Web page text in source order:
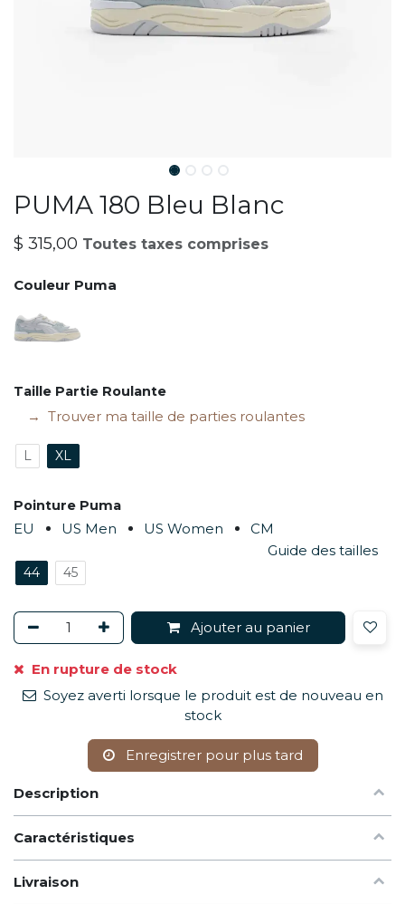
PUMA 180 Bleu Blanc
$ 315,00 Toutes taxes comprises
Couleur Puma
Taille Partie Roulante
Trouver ma taille de parties roulantes
L XL
Pointure Puma
EU US Men US Women
CM
Guide des tailles
44 45
Ajouter au panier
En rupture de stock
Soyez averti lorsque le produit est de nouveau en
stock
Enregistrer pour plus tard
Description
Caractéristiques
Livraison